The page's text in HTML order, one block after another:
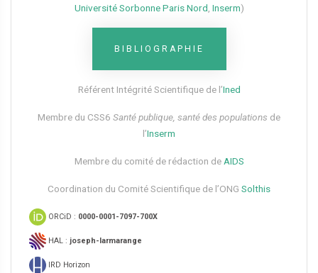
Université Sorbonne Paris Nord Inserm)
BIBLIOGRAPHIE
Référent Intégrité Scientifique de l’Ined
Membre du CSS6​ Santé publique, santé des populations de
l’Inserm
Membre du comité de rédaction de AIDS
Coordination du Comité Scientifique de l’ONG Solthis
ORCiD : 0000-0001-7097-700X
HAL : joseph-larmarange
IRD Horizon